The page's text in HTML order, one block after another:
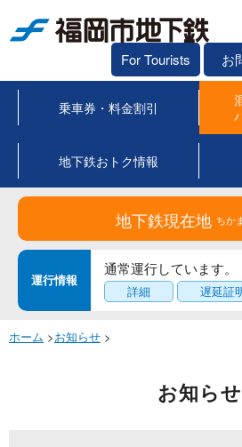
For Tourists お
乗車券・料金割引
地下鉄おトク情報
地下鉄現在地 ちか
運行情報
通常運行しています。
詳細 遅延証
ホーム >お知らせ >
お知らせ